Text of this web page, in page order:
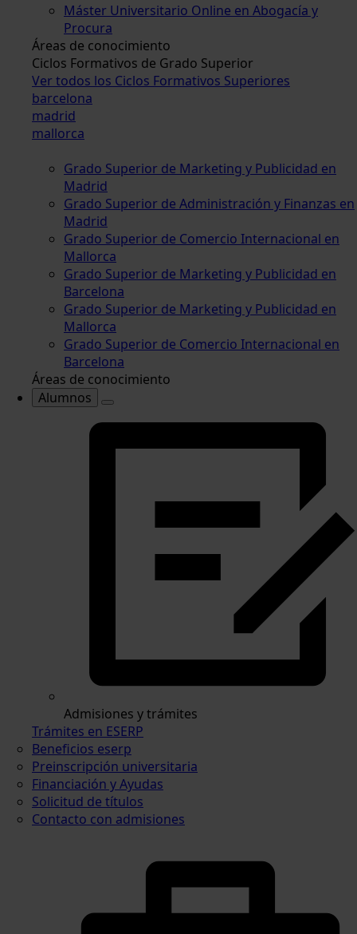
Máster Universitario Online en Abogacía y
Procura
Áreas de conocimiento
Ciclos Formativos de Grado Superior
Ver todos los Ciclos Formativos Superiores
barcelona
madrid
mallorca
Grado Superior de Marketing y Publicidad en
Madrid
Grado Superior de Administración y Finanzas en
Madrid
Grado Superior de Comercio Internacional en
Mallorca
Grado Superior de Marketing y Publicidad en
Barcelona
Grado Superior de Marketing y Publicidad en
Mallorca
Grado Superior de Comercio Internacional en
Barcelona
Áreas de conocimiento
Alumnos
Admisiones y trámites
Trámites en ESERP
Beneficios eserp
Preinscripción universitaria
Financiación y Ayudas
Solicitud de títulos
Contacto con admisiones